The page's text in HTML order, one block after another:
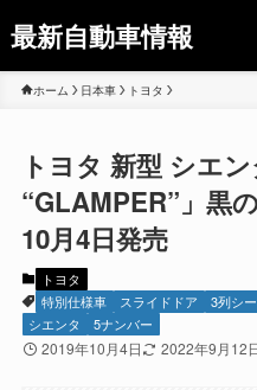
最新自動車情報
ホーム 日本車 トヨタ
トヨタ 新型 シエ
“GLAMPER”」黒
10月4日発売
トヨタ
特別仕様車
スライドドア 3列シ
シエンタ
5ナンバー
2019年10月4日 2022年9月12